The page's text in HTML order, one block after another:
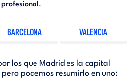
.
BARCELONA VALENCIA
los que Madrid es la capital
podemos resumirlo en uno: